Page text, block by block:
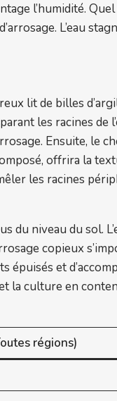
l’humidité.
L’eau
lit de billes
les racines de
Ensuite, le
offrira la
les racines
du niveau du sol.
copieux
épuisés et
la culture en
régions)